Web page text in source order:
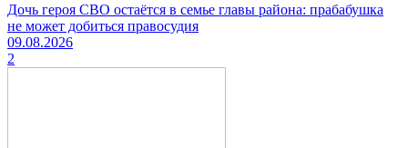
Дочь героя СВО остаётся в семье главы района: прабабушка
не может добиться правосудия
09.08.2026
2